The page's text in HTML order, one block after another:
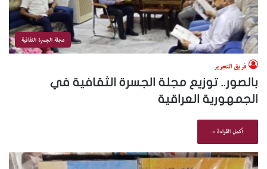
مجلة الجسرة الثقافية
فريق التحرير
بالصور.. توزيع مجلة الجسرة الثقافية في
الجمهورية العراقية
أكمل القراءة »